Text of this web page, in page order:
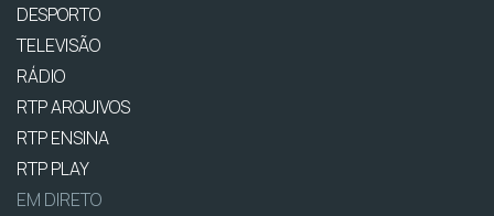
DESPORTO
TELEVISÃO
RÁDIO
RTP ARQUIVOS
RTP ENSINA
RTP PLAY
EM DIRETO